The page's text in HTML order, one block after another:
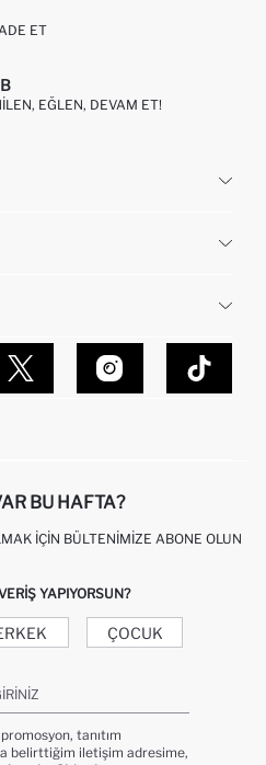
ET
EĞLEN, DEVAM ET!
BU HAFTA?
İÇIN BÜLTENIMIZE ABONE OLUN
YAPIYORSUN?
ÇOCUK
tanıtım
belirttiğim iletişim adresime,